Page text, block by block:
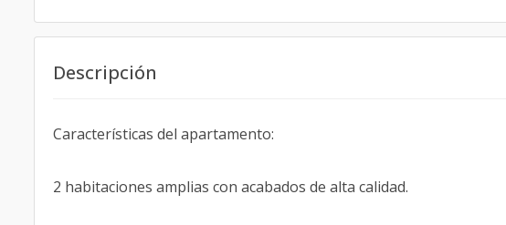
Descripción
Características del apartamento:
2 habitaciones amplias con acabados de alta calidad.